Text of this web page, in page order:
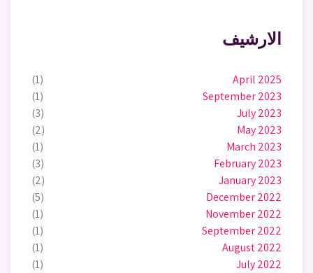
الارشيف
April 2025
(1)
September 2023
(1)
July 2023
(3)
May 2023
(2)
March 2023
(1)
February 2023
(3)
January 2023
(2)
December 2022
(5)
November 2022
(1)
September 2022
(1)
August 2022
(1)
July 2022
(1)